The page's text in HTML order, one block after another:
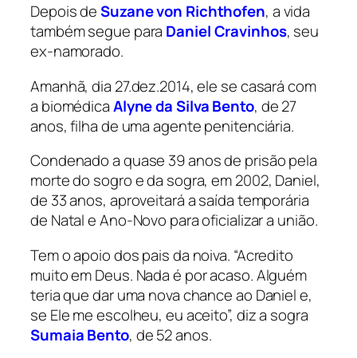
Depois deSuzane von Richthofen, a vida
também segue para Daniel Cravinhos, seu
ex-namorado.
Amanhã, dia 27.dez.2014, ele se casará com
a biomédicaAlyne da Silva Bento, de 27
anos, filha de uma agente penitenciária.
Condenado a quase 39 anos de prisão pela
morte do sogro e da sogra, em 2002, Daniel,
de 33 anos, aproveitará a saída temporária
de Natal e Ano-Novo para oficializar a união.
Tem o apoio dos pais da noiva. “Acredito
muito em Deus. Nada é por acaso. Alguém
teria que dar uma nova chance ao Daniel e,
se Ele me escolheu, eu aceito”, diz a sogra
Sumaia Bento, de 52 anos.